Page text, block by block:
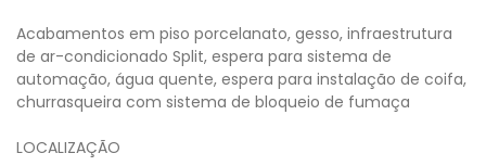
Acabamentos em piso porcelanato, gesso, infraestrutura
de ar-condicionado Split, espera para sistema de
automação, água quente, espera para instalação de coifa,
churrasqueira com sistema de bloqueio de fumaça
LOCALIZAÇÃO